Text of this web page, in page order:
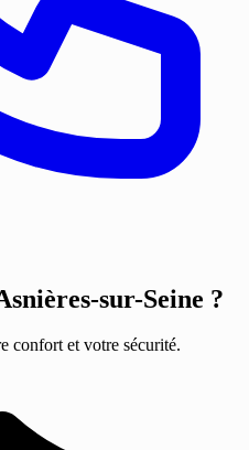
sur-Seine ?
confort et votre sécurité.